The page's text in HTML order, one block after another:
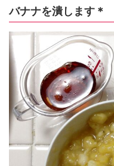
バナナを潰します＊